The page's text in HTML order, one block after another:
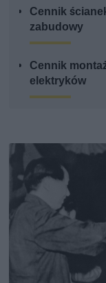
Cennik
zabudowy
Cennik
elektryków